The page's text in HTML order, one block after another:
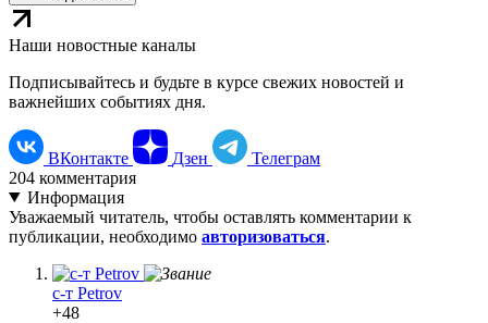
Наши новостные каналы
Подписывайтесь и будьте в курсе свежих новостей и
важнейших событиях дня.
ВКонтакте Дзен
Телеграм
204 комментария
Информация
Уважаемый читатель, чтобы оставлять комментарии к
публикации, необходимо авторизоваться.
с-т Petrov
+48